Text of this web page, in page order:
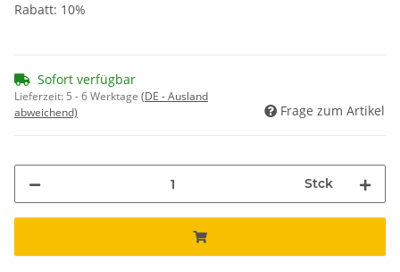
Rabatt: 10%
Sofort verfügbar
Lieferzeit: 5 - 6 Werktage (DE - Ausland
abweichend)
Frage zum Artikel
Stck